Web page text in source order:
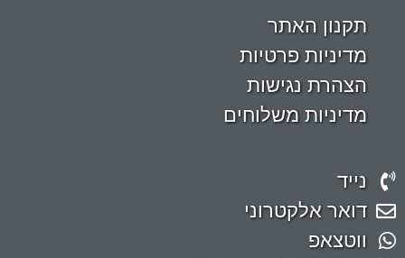
תקנון האתר
מדיניות פרטיות
הצהרת נגישות
מדיניות משלוחים
נייד
דואר אלקטרוני
ווטצאפ